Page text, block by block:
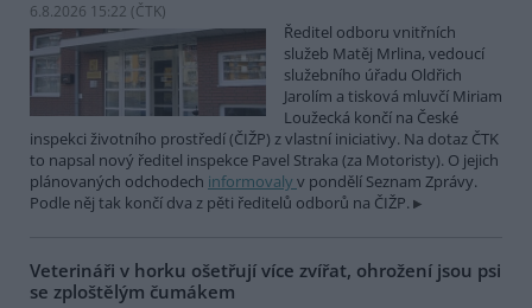
6.8.2026 15:22 (ČTK)
Ředitel odboru vnitřních
služeb Matěj Mrlina, vedoucí
služebního úřadu Oldřich
Jarolím a tisková mluvčí Miriam
Loužecká končí na České
inspekci životního prostředí (ČIŽP) z vlastní iniciativy. Na dotaz ČTK
to napsal nový ředitel inspekce Pavel Straka (za Motoristy). O jejich
plánovaných odchodech informovaly v pondělí Seznam Zprávy.
Podle něj tak končí dva z pěti ředitelů odborů na ČIŽP.
Veterináři v horku ošetřují více zvířat, ohrožení jsou psi
se zploštělým čumákem